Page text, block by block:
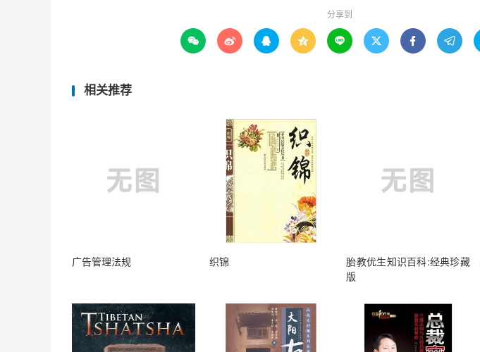
分享到
       
相关推荐
广告管理法规 织锦
胎教优生知识百科:经典珍藏
版